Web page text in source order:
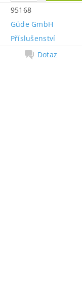
95168
Güde GmbH
Příslušenství
Dotaz